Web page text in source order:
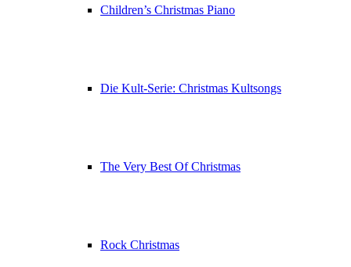
Children’s Christmas Piano
Die Kult-Serie: Christmas Kultsongs
The Very Best Of Christmas
Rock Christmas